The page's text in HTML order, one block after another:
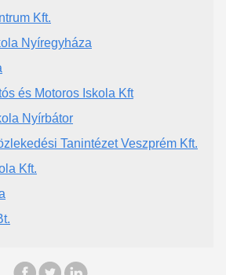
Kft.
Nyíregyháza
és Motoros Iskola Kft
Nyírbátor
Tanintézet Veszprém Kft.
Kft.